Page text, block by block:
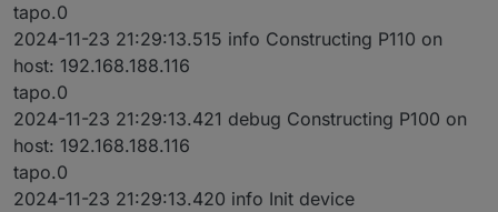
tapo.0
2024-11-23 21:29:13.515 info Constructing P110 on
host: 192.168.188.116
tapo.0
2024-11-23 21:29:13.421 debug Constructing P100 on
host: 192.168.188.116
tapo.0
2024-11-23 21:29:13.420 info Init device